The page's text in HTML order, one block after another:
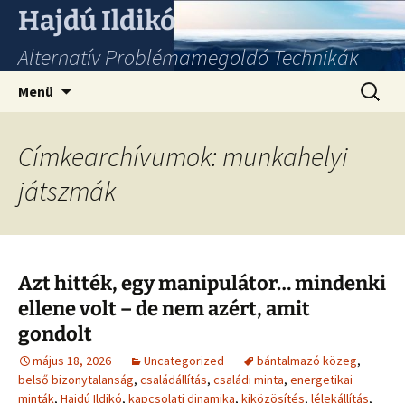
Hajdú Ildikó
Alternatív Problémamegoldó Technikák
Menü
Címkearchívumok: munkahelyi
játszmák
Azt hitték, egy manipulátor… mindenki
ellene volt – de nem azért, amit
gondolt
május 18, 2026 Uncategorized bántalmazó közeg,
belső bizonytalanság, családállítás, családi minta, energetikai
minták, Hajdú Ildikó, kapcsolati dinamika, kiközösítés, lélekállítás,